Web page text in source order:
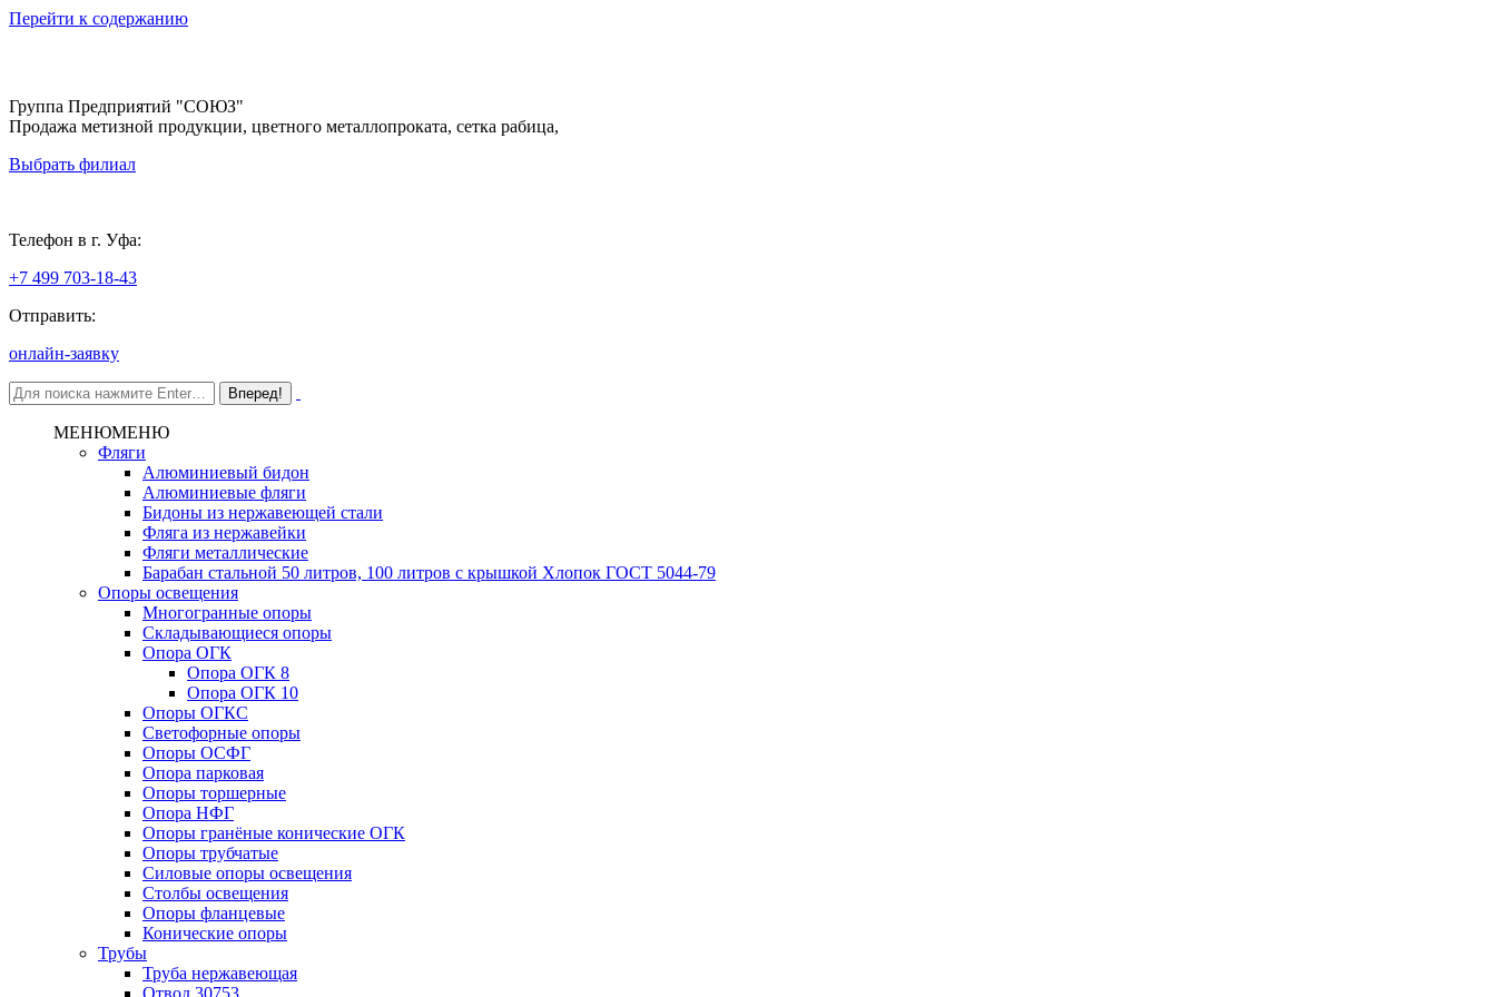
Перейти к содержанию
Группа Предприятий "СОЮЗ"
Продажа метизной продукции, цветного металлопроката, сетка рабица,
Выбрать филиал
Телефон в г. Уфа:
+7 499 703-18-43
Отправить:
онлайн-заявку
МЕНЮМЕНЮ
Фляги
Алюминиевый бидон
Алюминиевые фляги
Бидоны из нержавеющей стали
Фляга из нержавейки
Фляги металлические
Барабан стальной 50 литров, 100 литров с крышкой Хлопок ГОСТ 5044-79
Опоры освещения
Многогранные опоры
Складывающиеся опоры
Опора ОГК
Опора ОГК 8
Опора ОГК 10
Опоры ОГКС
Светофорные опоры
Опоры ОСФГ
Опора парковая
Опоры торшерные
Опора НФГ
Опоры гранёные конические ОГК
Опоры трубчатые
Силовые опоры освещения
Столбы освещения
Опоры фланцевые
Конические опоры
Трубы
Труба нержавеющая
Отвод 30753